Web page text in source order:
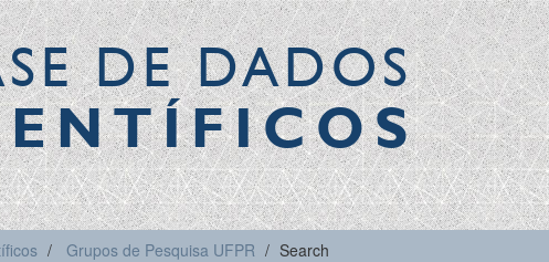
DE DADOS
Grupos de Pesquisa UFPR Search